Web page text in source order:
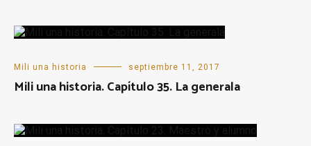
Mili una historia septiembre 11, 2017
Mili una historia. Capítulo 35. La generala